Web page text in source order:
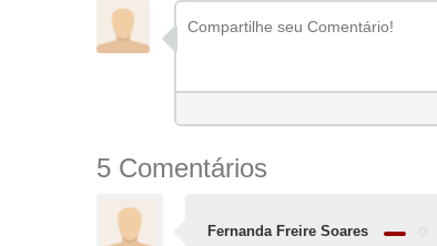
5 Comentários
Fernanda Freire Soares